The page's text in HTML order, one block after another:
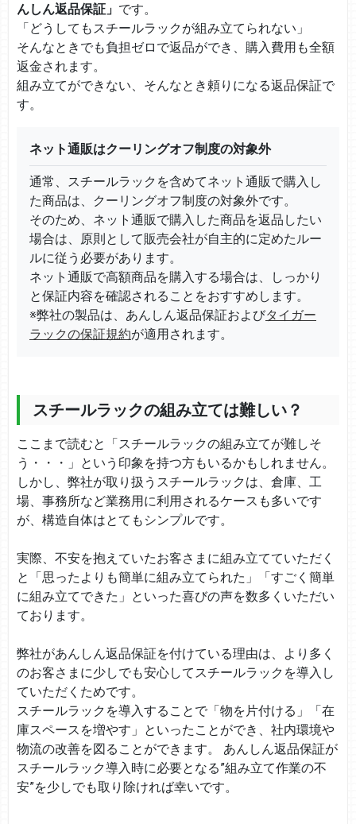
んしん返品保証」 です。
「どうしてもスチールラックが組み立てられない」
そんなときでも負担ゼロで返品ができ、購入費用も全額
返金されます。
組み立てができない、そんなとき頼りになる返品保証で
す。
ネット通販はクーリングオフ制度の対象外
通常、スチールラックを含めてネット通販で購入し
た商品は、クーリングオフ制度の対象外です。
そのため、ネット通販で購入した商品を返品したい
場合は、原則として販売会社が自主的に定めたルー
ルに従う必要があります。
ネット通販で高額商品を購入する場合は、しっかり
と保証内容を確認されることをおすすめします。
※弊社の製品は、あんしん返品保証およびタイガー
ラックの保証規約が適用されます。
スチールラックの組み立ては難しい？
ここまで読むと「スチールラックの組み立てが難しそ
う・・・」という印象を持つ方もいるかもしれません。
しかし、弊社が取り扱うスチールラックは、倉庫、工
場、事務所など業務用に利用されるケースも多いです
が、構造自体はとてもシンプルです。
実際、不安を抱えていたお客さまに組み立てていただく
と「思ったよりも簡単に組み立てられた」「すごく簡単
に組み立てできた」といった喜びの声を数多くいただい
ております。
弊社があんしん返品保証を付けている理由は、より多く
のお客さまに少しでも安心してスチールラックを導入し
ていただくためです。
スチールラックを導入することで「物を片付ける」「在
庫スペースを増やす」といったことができ、社内環境や
物流の改善を図ることができます。 あんしん返品保証が
スチールラック導入時に必要となる”組み立て作業の不
安”を少しでも取り除ければ幸いです。